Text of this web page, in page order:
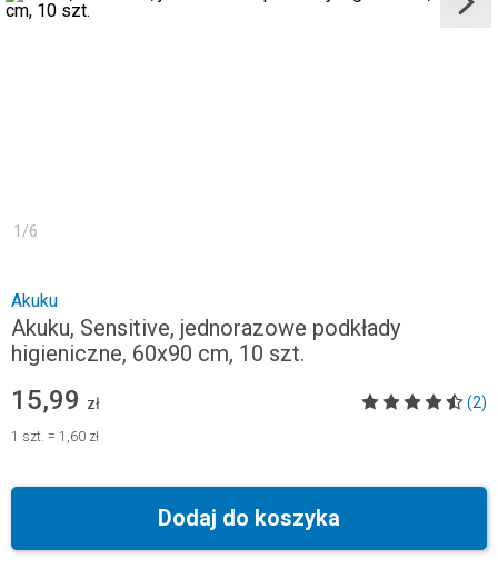
1 /6
Akuku
Akuku, Sensitive, jednorazowe podkłady
higieniczne, 60x90 cm, 10 szt.
15,99 zł (2)
1 szt. = 1,60 zł
Dodaj do koszyka